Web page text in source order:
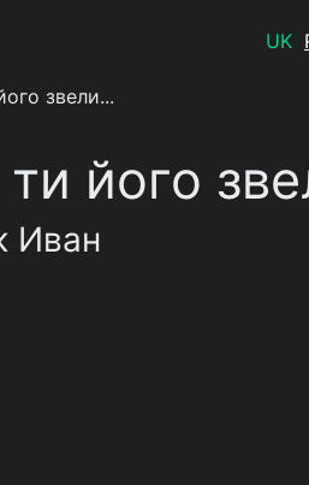
UK
звели...
його
Иван